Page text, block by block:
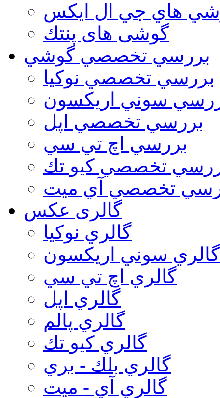
هاي جي ال ايكس
گوشی های پنتك
بررسي تخصصي گوشي
بررسي تخصصي نوكيا
سوني اريكسون
بررسي تخصصي اپل
بررسي اچ تي سي
تخصصي كيو تك
تخصصي آي ميت
گالری عکس
گالري نوكيا
گالري سوني اريكسون
گالري اچ تي سي
گالري اپل
گالري پالم
گالري كيو تك
گالري بلك - بري
گالري آي - ميت